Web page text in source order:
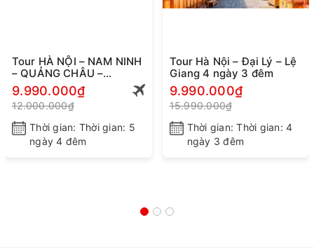
Tour HÀ NỘI – NAM NINH
– QUẢNG CHÂU –
CANTON FAIR 137
9.990.000₫
12.000.000₫
Thời gian: Thời gian: 5
ngày 4 đêm
Tour Hà Nội – Đại Lý – Lệ
Giang 4 ngày 3 đêm
9.990.000₫
15.990.000₫
Thời gian: Thời gian: 4
ngày 3 đêm